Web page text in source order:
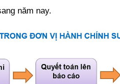
năm nay.